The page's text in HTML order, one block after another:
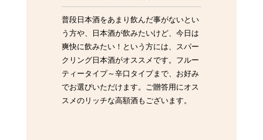
普段日本酒をあまり飲んだ事がないとい
う方や、日本酒が飲みたいけど、今日は
爽快に飲みたい！という方には、スパー
クリング日本酒がオススメです。フルー
ティータイプ～辛口タイプまで、お好み
でお選びいただけます。ご贈答用にオス
スメのリッチな高額酒もございます。